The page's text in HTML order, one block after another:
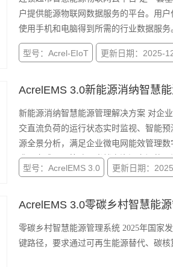
户提供能源物联网数据服务的平台。用
使用手机和电脑得到所需的行业数据服务
型号：Acrel-EIoT 更新日期：2025-
AcrelEMS 3.0新能源消纳智慧
新能源消纳智慧能源管理解决方案 对企
交直流负荷的运行状态实时监视、智能
源全景分析，满足企业微电网能效管理
求，完成不同策略下光储充资源之间的
率。
型号：AcrelEMS 3.0 更新日期：
AcrelEMS 3.0零碳乡村智慧能
零碳乡村智慧能源管理系统 2025年国家
键路径，要求通过可再生能源替代、碳核